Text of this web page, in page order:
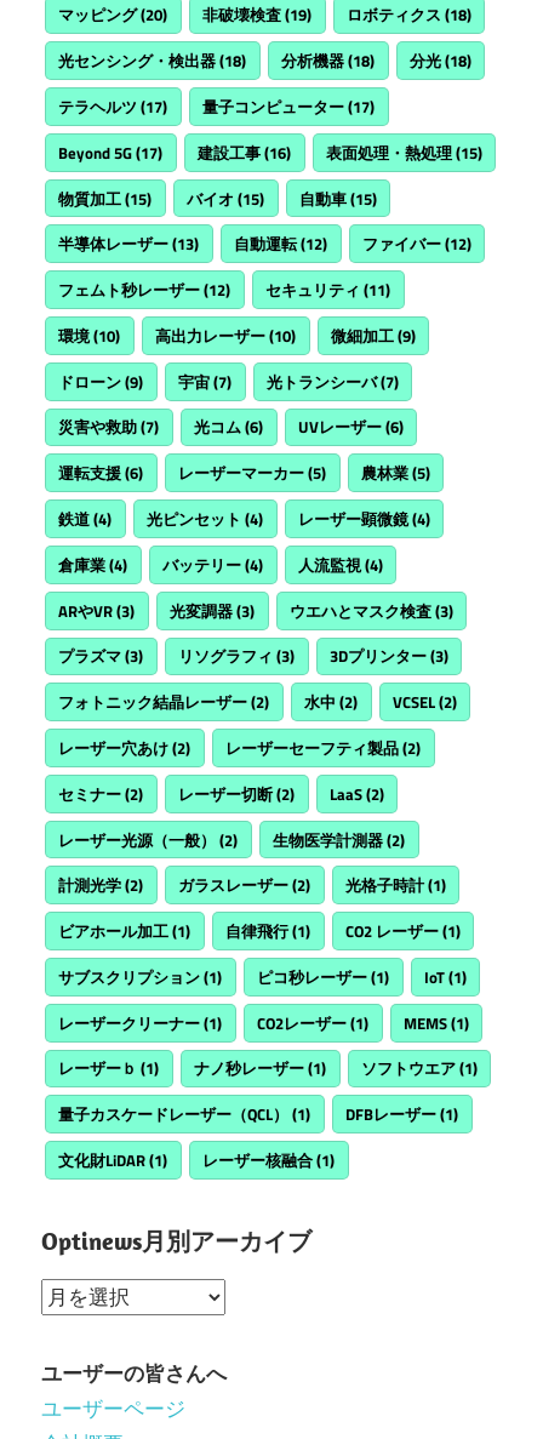
マッピング(20) 非破壊検査(19) ロボティクス (18)
光センシング・検出器(18) 分析機器(18) 分光(18)
テラヘルツ (17) 量子コンピューター(17)
Beyond 5G(17) 建設工事(16) 表面処理・熱処理(15)
物質加工(15) バイオ (15) 自動車(15)
半導体レーザー(13) 自動運転(12) ファイバー(12)
フェムト秒レーザー(12) セキュリティ (11)
環境(10) 高出力レーザー(10) 微細加工(9)
ドローン(9) 宇宙(7) 光トランシーバ(7)
災害や救助(7) 光コム(6) UVレーザー(6)
運転支援(6) レーザーマーカー(5) 農林業(5)
鉄道(4) 光ピンセット (4) レーザー顕微鏡(4)
倉庫業(4) バッテリー(4) 人流監視(4)
ARやVR(3) 光変調器(3) ウエハとマスク検査(3)
プラズマ(3) リソグラフィ (3) 3Dプリンター(3)
フォトニック結晶レーザー(2) 水中 (2) VCSEL(2)
レーザー穴あけ(2) レーザーセーフティ製品(2)
セミナー(2) レーザー切断(2) LaaS(2)
レーザー光源（一般） (2) 生物医学計測器(2)
計測光学(2) ガラスレーザー(2) 光格子時計(1)
ビアホール加工(1) 自律飛行(1) CO2 レーザー(1)
サブスクリプション(1) ピコ秒レーザー(1) IoT(1)
レーザークリーナー(1) CO2レーザー(1) MEMS(1)
レーザーｂ (1) ナノ秒レーザー(1) ソフトウエア(1)
量子カスケードレーザー（QCL） (1) DFBレーザー(1)
文化財LiDAR(1) レーザー核融合(1)
Optinews月別アーカイブ
Optinews
別
ア
ユーザーの皆さんへ
ユーザーページ